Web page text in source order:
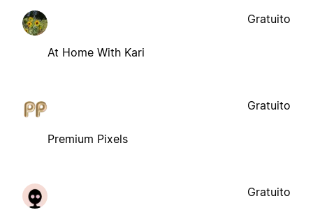
At Home With Kari
Gratuito
Premium Pixels
Gratuito
Gratuito